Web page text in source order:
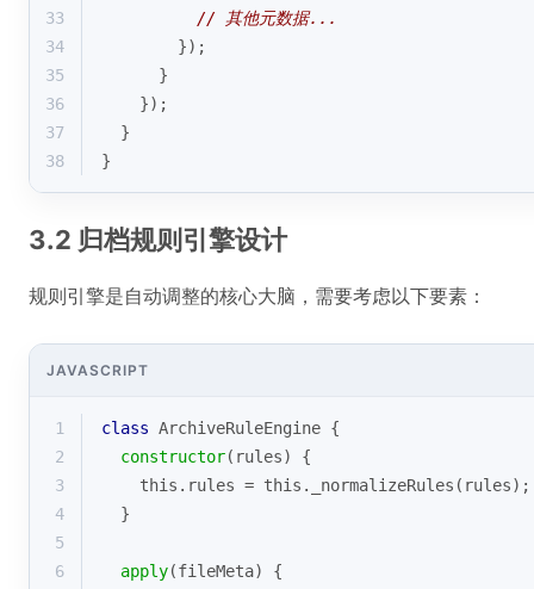
33
// 其他元数据...
34
        });
35
      }
36
    });
37
  }
38
}
3.2 归档规则引擎设计
规则引擎是自动调整的核心大脑，需要考虑以下要素：
JAVASCRIPT
1 class ArchiveRuleEngine {
2
constructor( rules)
{
3
this .rules = this ._normalizeRules(rules);
4
  }
5
6
apply(fileMeta)
{